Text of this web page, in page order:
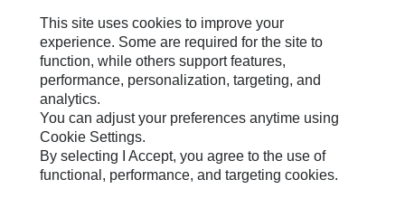
联系 Caterpillar
站点地图
Cookie Settings
法律
隐私
This site uses cookies to improve your
experience. Some are required for the site to
function, while others support features,
performance, personalization, targeting, and
analytics.
You can adjust your preferences anytime using
Cookie Settings.
By selecting I Accept, you agree to the use of
functional, performance, and targeting cookies.